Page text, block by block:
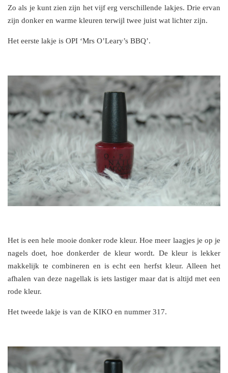
Zo als je kunt zien zijn het vijf erg verschillende lakjes. Drie ervan
zijn donker en warme kleuren terwijl twee juist wat lichter zijn.
Het eerste lakje is OPI ‘Mrs O’Leary’s BBQ’.
Het is een hele mooie donker rode kleur. Hoe meer laagjes je op je
nagels doet, hoe donkerder de kleur wordt. De kleur is lekker
makkelijk te combineren en is echt een herfst kleur. Alleen het
afhalen van deze nagellak is iets lastiger maar dat is altijd met een
rode kleur.
Het tweede lakje is van de KIKO en nummer 317.